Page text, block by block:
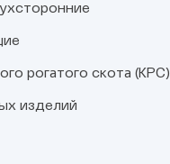
рогатого скота (КРС)
изделий